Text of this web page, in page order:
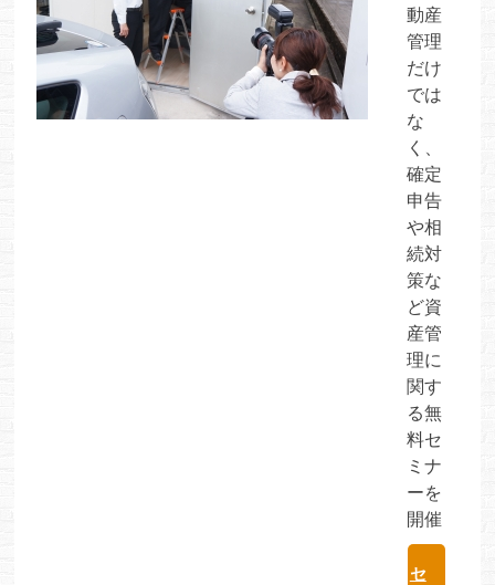
動産
管理
だけ
では
な
く、
確定
申告
や相
続対
策な
ど資
産管
理に
関す
る無
料セ
ミナ
ーを
開催
セ